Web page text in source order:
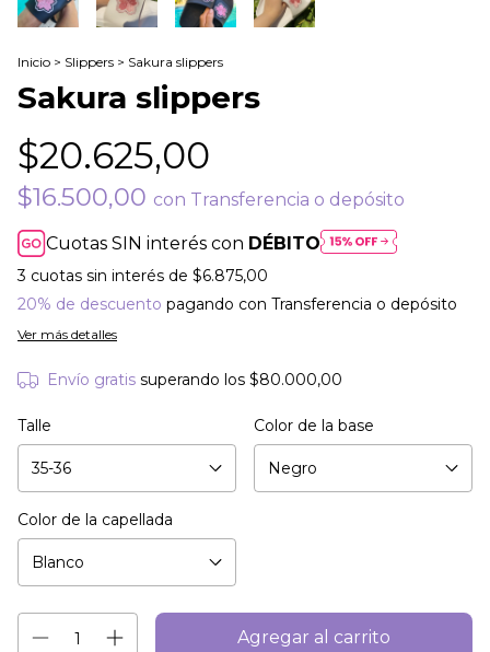
Inicio > Slippers > Sakura slippers
Sakura slippers
$20.625,00
$16.500,00 con Transferencia o depósito
Cuotas SIN interés con DÉBITO
3 cuotas sin interés de $6.875,00
20% de descuento pagando con Transferencia o depósito
Ver más detalles
Envío gratis superando los $80.000,00
Talle Color de la base
Color de la capellada